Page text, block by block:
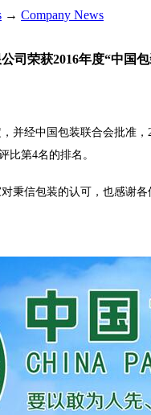
→ Company News
司荣获2016年度“中国
并经中国包装联合会批准
比第4名的排名。
秉信包装的认可，也感谢